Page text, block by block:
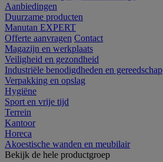
Aanbiedingen
Duurzame producten
Manutan EXPERT
Offerte aanvragen Contact
Magazijn en werkplaats
Veiligheid en gezondheid
Industriële benodigdheden en gereedschap
Verpakking en opslag
Hygiëne
Sport en vrije tijd
Terrein
Kantoor
Horeca
Akoestische wanden en meubilair
Bekijk de hele productgroep